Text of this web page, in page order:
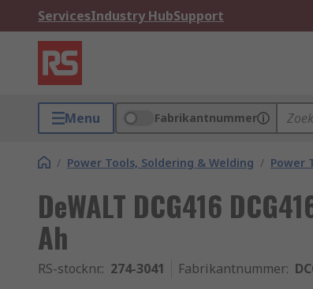
ServicesIndustry HubSupport
Menu Fabrikantnummer
/ Power Tools, Soldering & Welding / Power
DeWALT DCG416
Ah
RS-stocknr.: 274-3041 Fabrikantnummer: